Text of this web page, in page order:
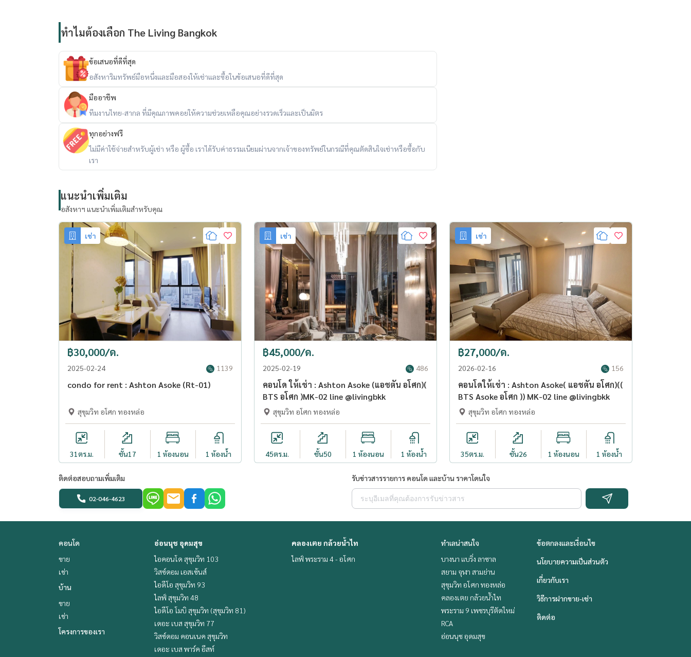
ทำไมต้องเลือก The Living Bangkok
ข้อเสนอที่ดีที่สุด
อสังหาริมทรัพย์มือหนึ่งและมือสองให้เช่าและซื้อในข้อเสนอที่ดีที่สุด
มืออาชีพ
ทีมงานไทย-สากล ที่มีคุณภาพคอยให้ความช่วยเหลือคุณอย่างรวดเร็วและเป็นมิตร
ทุกอย่างฟรี
ไม่มีค่าใช้จ่ายสำหรับผู้เช่า หรือ ผู้ซื้อ เราได้รับค่าธรรมเนียมผ่านจากเจ้าของทรัพย์ในกรณีที่คุณตัดสินใจเช่าหรือซื้อกับ
เรา
แนะนำเพิ่มเติม
อสังหาฯ แนะนำเพิ่มเติมสำหรับคุณ
เช่า
฿30,000/ด.
2025-02-24 1139
condo for rent : Ashton Asoke (Rt-01)
สุขุมวิท อโศก ทองหล่อ
31 ตร.ม. ชั้น17 1 ห้องนอน 1 ห้องน้ำ
เช่า
฿45,000/ด.
2025-02-19 486
คอนโด ให้เช่า : Ashton Asoke (แอชตัน อโศก)(
BTS อโศก )MK-02 line @livingbkk
สุขุมวิท อโศก ทองหล่อ
45ตร.ม. ชั้น50 1 ห้องนอน 1 ห้องน้ำ
เช่า
฿27,000/ด.
2026-02-16 156
คอนโดให้เช่า : Ashton Asoke( แอชตัน อโศก)((
BTS Asoke อโศก )) MK-02 line @livingbkk
สุขุมวิท อโศก ทองหล่อ
35ตร.ม. ชั้น26 1 ห้องนอน 1 ห้องน้ำ
ติดต่อสอบถามเพิ่มเติม
02-046-4623
รับข่าวสารรายการ คอนโด และบ้าน ราคาโดนใจ
คอนโด
ขาย
เช่า
บ้าน
ขาย
เช่า
โครงการของเรา
อ่อนนุช อุดมสุข
ไอคอนโด สุขุมวิท 103
วิสซ์ดอม เอสเซ้นส์
ไอดีโอ สุขุมวิท 93
ไลฟ์ สุขุมวิท 48
ไอดีโอ โมบิ สุขุมวิท (สุขุมวิท 81)
เดอะ เบส สุขุมวิท 77
วิสซ์ดอม คอนเนค สุขุมวิท
เดอะ เบส พาร์ค อีสท์
คลองเตย กล้วยน้ำไท
ไลฟ์ พระราม 4 - อโศก
ทำเลน่าสนใจ
บางนา แบริ่ง ลาซาล
สยาม จุฬา สามย่าน
สุขุมวิท อโศก ทองหล่อ
คลองเตย กล้วยน้ำไท
พระราม 9 เพชรบุรีตัดใหม่
RCA
อ่อนนุช อุดมสุข
ข้อตกลงและเงื่อนไข
นโยบายความเป็นส่วนตัว
เกี่ยวกับเรา
วิธีการฝากขาย-เช่า
ติดต่อ